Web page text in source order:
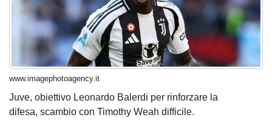
www.imagephotoagency.it
Juve, obiettivo Leonardo Balerdi per rinforzare la
difesa, scambio con Timothy Weah difficile.